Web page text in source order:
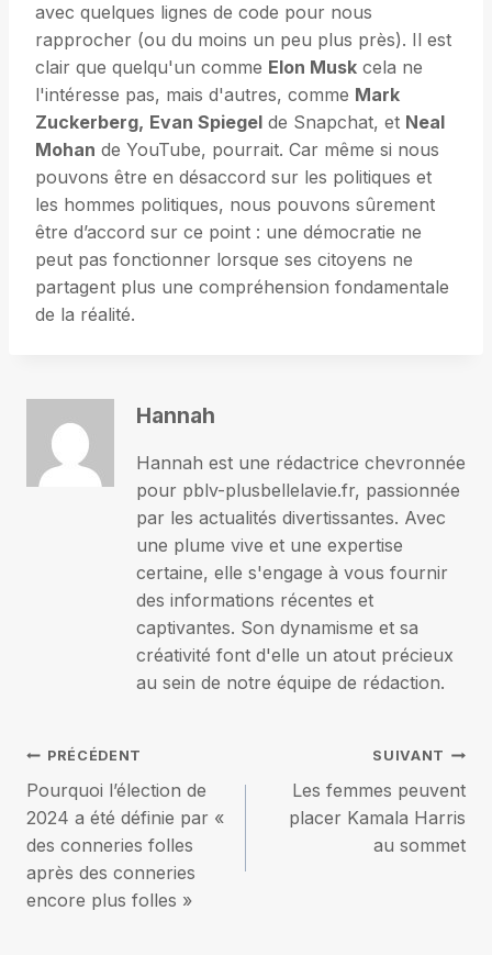
avec quelques lignes de code pour nous
rapprocher (ou du moins un peu plus près). Il est
clair que quelqu'un comme Elon Musk cela ne
l'intéresse pas, mais d'autres, comme Mark
Zuckerberg, Evan Spiegel de Snapchat, et Neal
Mohan de YouTube, pourrait. Car même si nous
pouvons être en désaccord sur les politiques et
les hommes politiques, nous pouvons sûrement
être d’accord sur ce point : une démocratie ne
peut pas fonctionner lorsque ses citoyens ne
partagent plus une compréhension fondamentale
de la réalité.
Hannah
Hannah est une rédactrice chevronnée
pour pblv-plusbellelavie.fr, passionnée
par les actualités divertissantes. Avec
une plume vive et une expertise
certaine, elle s'engage à vous fournir
des informations récentes et
captivantes. Son dynamisme et sa
créativité font d'elle un atout précieux
au sein de notre équipe de rédaction.
Navigation
de
l’article
PRÉCÉDENT
Pourquoi l’élection de
2024 a été définie par «
des conneries folles
après des conneries
encore plus folles »
SUIVANT
Les femmes peuvent
placer Kamala Harris
au sommet